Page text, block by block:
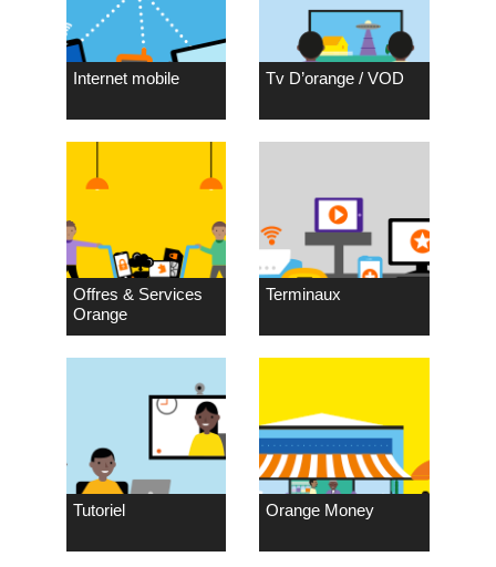
Internet mobile Tv D’orange / VOD
Offres & Services
Orange
Terminaux
Tutoriel Orange Money